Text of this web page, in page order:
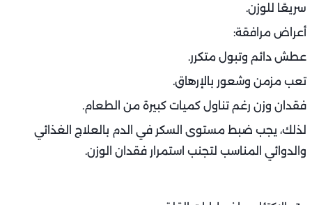
الهاضمة.
علامات سوء الامتصاص:
انتفاخ البطن والإسهال المزمن.
براز دهني أو لونه فاتح.
ضعف عام وتساقط الشعر.
يُنصح بإجراء تحاليل البراز والدم لتقييم امتصاص الجسم
للعناصر الغذائية.